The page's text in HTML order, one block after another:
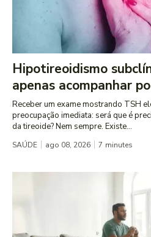
Hipotireoidismo
apenas acompanhar
Receber um exame mostrando TSH
preocupação imediata: será que é
da tireoide? Nem sempre. Existe...
SAÚDE ago 08, 2026 7 minutes